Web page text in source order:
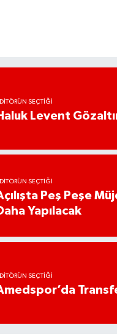
SEÇTIĞI
Levent
SEÇTIĞI
Peş Peşe
Yapılacak
SEÇTIĞI